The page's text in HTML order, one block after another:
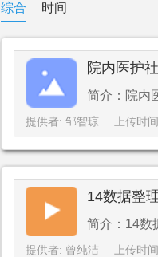
综合 时间
院内医护
简介：院内
提供者: 邹智琼 上传时
14数据整
简介：14数
提供者: 曾纯洁 上传时